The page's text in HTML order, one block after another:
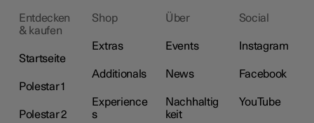
Entdecken
& kaufen
Startseite
Polestar 1
Polestar 2
Shop
Extras
Additionals
Experience
s
Über
Events
News
Nachhaltig
keit
Social
Instagram
Facebook
YouTube